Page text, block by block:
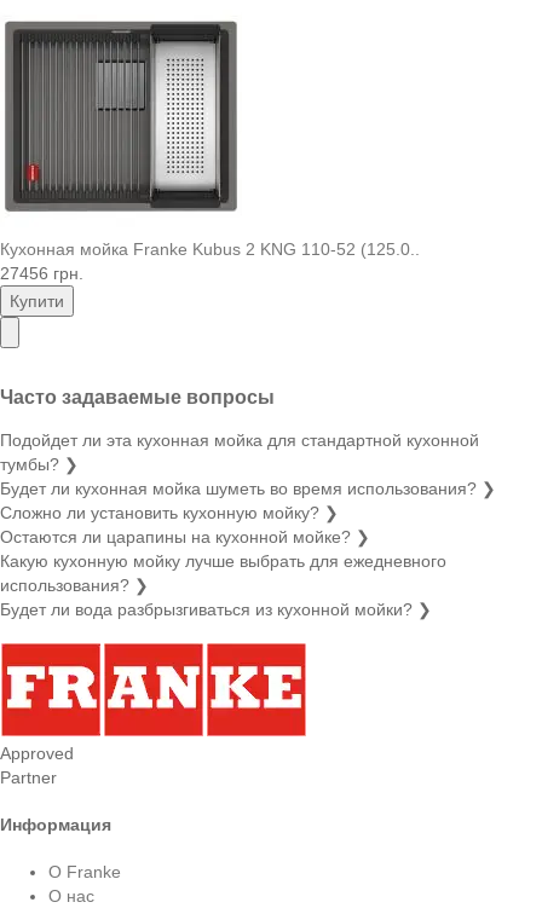
Кухонная мойка Franke Kubus 2 KNG 110-52 (125.0..
27456 грн.
Купити
Часто задаваемые вопросы
Подойдет ли эта кухонная мойка для стандартной кухонной
тумбы? ❯
Будет ли кухонная мойка шуметь во время использования? ❯
Сложно ли установить кухонную мойку? ❯
Остаются ли царапины на кухонной мойке? ❯
Какую кухонную мойку лучше выбрать для ежедневного
использования? ❯
Будет ли вода разбрызгиваться из кухонной мойки? ❯
Approved
Partner
Информация
О Franke
О нас